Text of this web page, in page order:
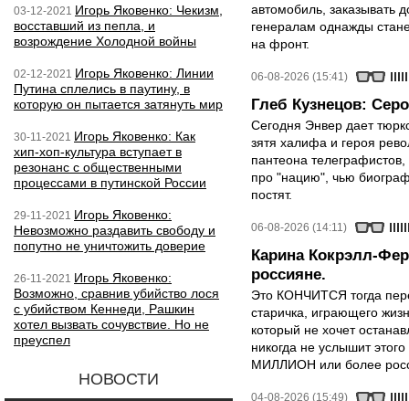
03-12-2021 Игорь Яковенко: Чекизм,
восставший из пепла, и
возрождение Холодной войны
02-12-2021 Игорь Яковенко: Линии
Путина сплелись в паутину, в
которую он пытается затянуть мир
30-11-2021 Игорь Яковенко: Как
хип-хоп-культура вступает в
резонанс с общественными
процессами в путинской России
29-11-2021 Игорь Яковенко:
Невозможно раздавить свободу и
попутно не уничтожить доверие
26-11-2021 Игорь Яковенко:
Возможно, сравнив убийство лося
с убийством Кеннеди, Рашкин
хотел вызвать сочувствие. Но не
преуспел
НОВОСТИ
автомобиль, заказывать
генералам однажды
на фронт.
06-08-2026 (15:41)
Глеб Кузнецов:
Сегодня Энвер дает
зятя халифа и героя
пантеона
про "нацию", чью
постят.
06-08-2026 (14:11)
Карина Кокрэлл-
россияне.
Это КОНЧИТСЯ тогда
старичка, играющего
который не хочет
никогда не услышит
МИЛЛИОН или более
04-08-2026 (15:49)